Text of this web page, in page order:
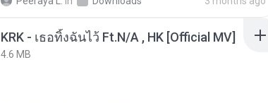
KRK - เธอทิ้งฉันไว้ Ft.N/A , HK [Official MV]
4.6 MB